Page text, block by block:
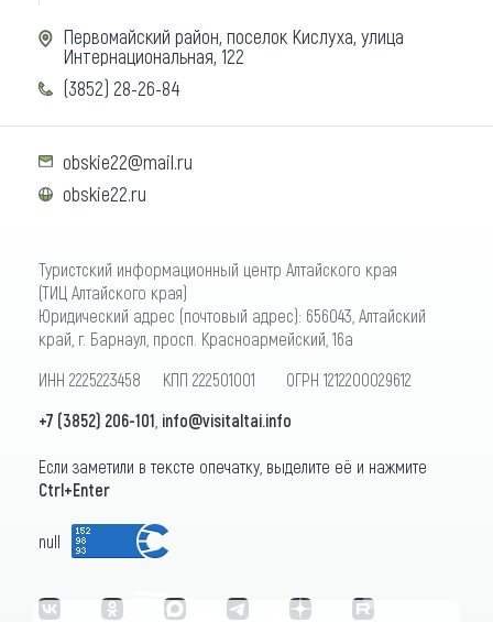
Первомайский район, поселок Кислуха, улица
Интернациональная, 122
(3852) 28-26-84
obskie22@mail.ru
obskie22.ru
Туристский информационный центр Алтайского края
(ТИЦ Алтайского края)
Юридический адрес (почтовый адрес): 656043, Алтайский
край, г. Барнаул, просп. Красноармейский, 16а
ИНН 2225223458 КПП 222501001 ОГРН 1212200029612
+7 (3852) 206-101 info@visitaltai.info
Если заметили в тексте опечатку, выделите её и нажмите
Ctrl+Enter
null